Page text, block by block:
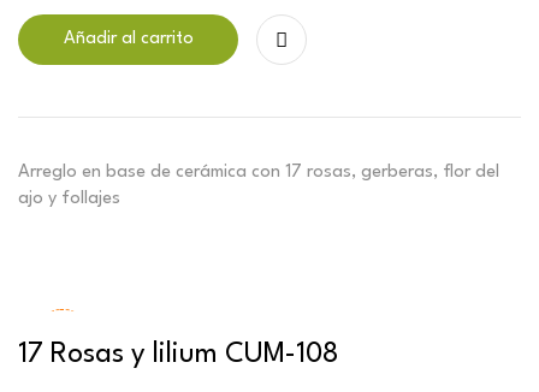
Añadir al carrito
Arreglo en base de cerámica con 17 rosas, gerberas, flor del
ajo y follajes
17 Rosas y lilium CUM-108